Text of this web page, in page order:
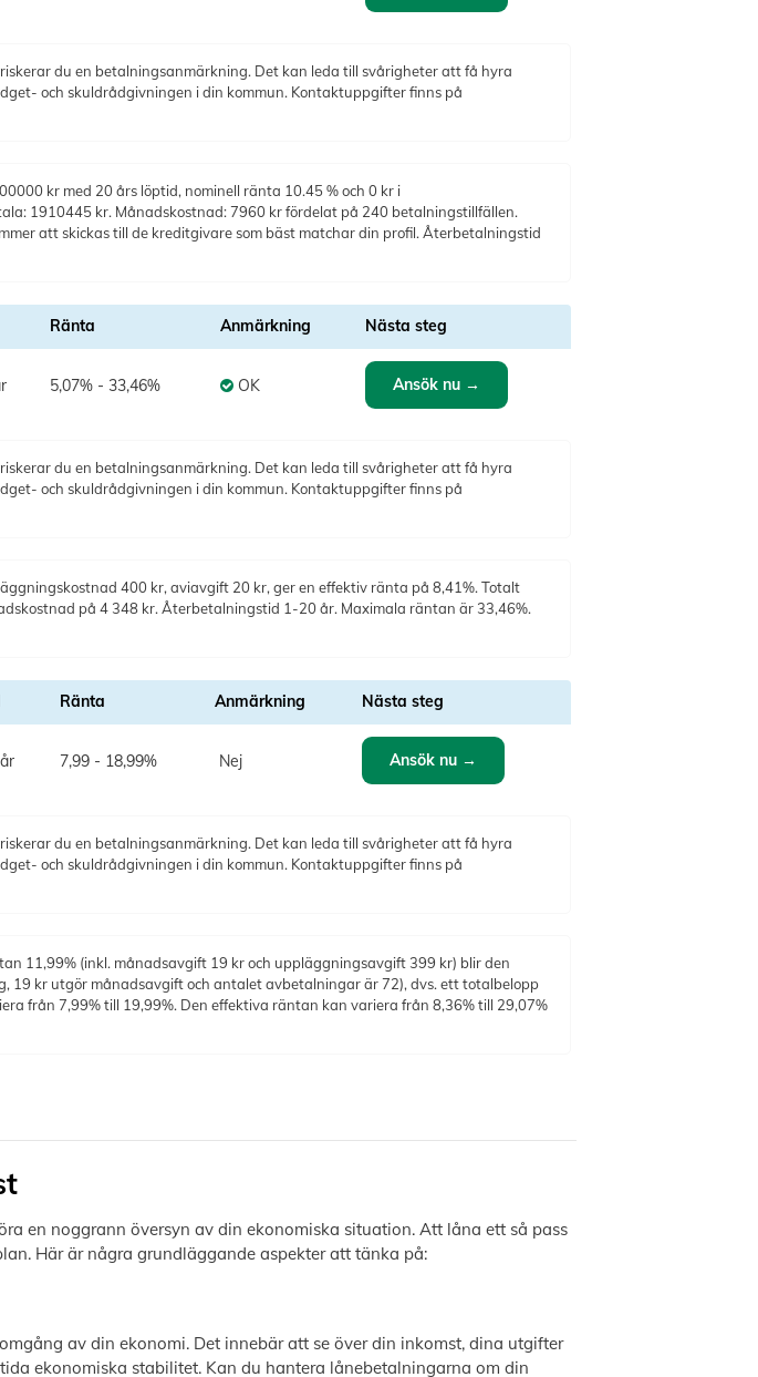
du en betalningsanmärkning. Det kan leda till svårigheter att få hyra
och skuldrådgivningen i din kommun. Kontaktuppgifter finns på
kr med 20 års löptid, nominell ränta 10.45 % och 0 kr i
1910445 kr. Månadskostnad: 7960 kr fördelat på 240 betalningstillfällen.
att skickas till de kreditgivare som bäst matchar din profil. Återbetalningstid
Ränta Anmärkning Nästa steg
5,07% - 33,46% OK Ansök nu →
du en betalningsanmärkning. Det kan leda till svårigheter att få hyra
och skuldrådgivningen i din kommun. Kontaktuppgifter finns på
400 kr, aviavgift 20 kr, ger en effektiv ränta på 8,41%. Totalt
på 4 348 kr. Återbetalningstid 1-20 år. Maximala räntan är 33,46%.
Ränta Anmärkning Nästa steg
7,99 - 18,99% Nej Ansök nu →
du en betalningsanmärkning. Det kan leda till svårigheter att få hyra
och skuldrådgivningen i din kommun. Kontaktuppgifter finns på
11,99% (inkl. månadsavgift 19 kr och uppläggningsavgift 399 kr) blir den
kr utgör månadsavgift och antalet avbetalningar är 72), dvs. ett totalbelopp
från 7,99% till 19,99%. Den effektiva räntan kan variera från 8,36% till 29,07%
en noggrann översyn av din ekonomiska situation. Att låna ett så pass
Här är några grundläggande aspekter att tänka på:
av din ekonomi. Det innebär att se över din inkomst, dina utgifter
ekonomiska stabilitet. Kan du hantera lånebetalningarna om din